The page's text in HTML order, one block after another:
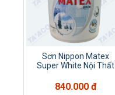
Sơn Nippon Matex
Super White Nội Thất
840.000 đ